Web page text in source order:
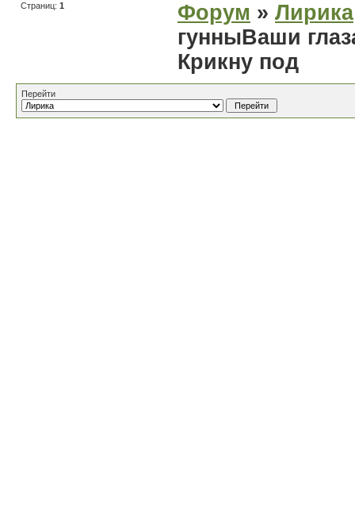
Страниц: 1 Форум » Лирика
гунныВаши
Крикну под
Перейти